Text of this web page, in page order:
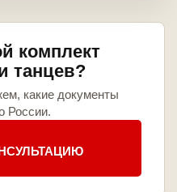
комплект
танцев?
какие документы
России.